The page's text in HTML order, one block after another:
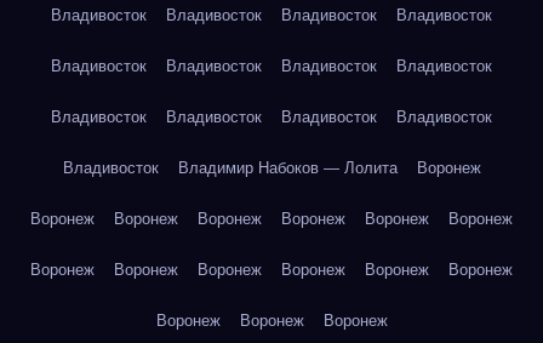
Владивосток Владивосток Владивосток Владивосток
Владивосток Владивосток Владивосток Владивосток
Владивосток Владивосток Владивосток Владивосток
Владивосток Владимир Набоков — Лолита Воронеж
Воронеж Воронеж Воронеж Воронеж Воронеж Воронеж
Воронеж Воронеж Воронеж Воронеж Воронеж Воронеж
Воронеж Воронеж Воронеж